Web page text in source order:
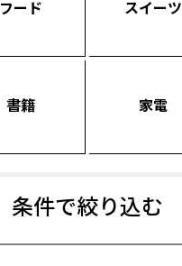
フード スイーツ
書籍 家電
条件で絞り込む